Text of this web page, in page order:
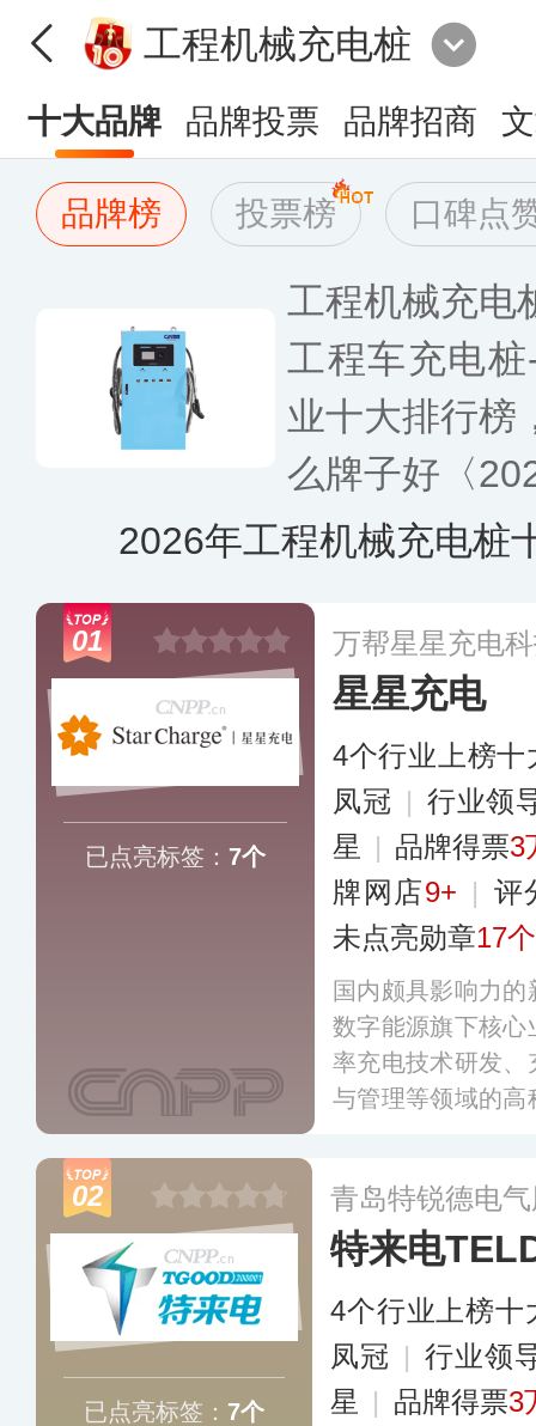
工程机械充电桩
十大品牌 品牌投票 品牌招商
品牌榜 投票榜 口碑点
工程机械充电
工程车充电
业十大排行榜
么牌子好〈
2026年工程机械充电桩
01
已点亮标签： 7个
万帮星星充电
星星充电
4个行业上榜十
凤冠 | 行业领
星 | 品牌得票3
牌网店9+ | 评
未点亮勋章17个
国内颇具影响力
数字能源旗下核
率充电技术研发
与管理等领域的
宇门店、工厂园
02
已点亮标签： 7个
青岛特锐德电
特来电
4个行业上榜十
凤冠 | 行业领
星 | 品牌得票3